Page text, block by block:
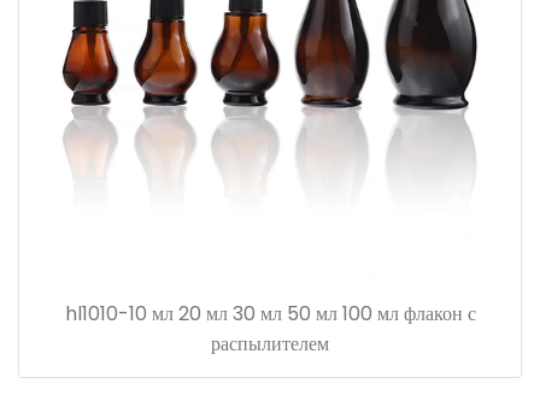
hl1010-10 мл 20 мл 30 мл 50 мл 100 мл флакон с
распылителем